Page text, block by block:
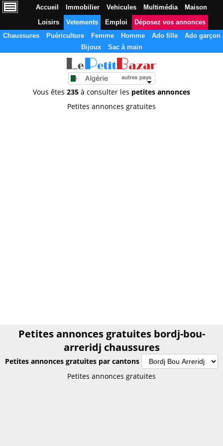
Accueil Immobilier Vehicules Multimédia
Maison
Loisirs
Vetements Emploi
Déposez vos annonces
Chaussures
Puériculture Femme Homme Ado fille
Ado garçon
Bijoux
Sac à main
Vous êtes 235 à consulter les petites annonces
Petites annonces gratuites
Petites annonces gratuites bordj-bou-
arreridj chaussures
Petites annonces gratuites par cantons
Petites annonces gratuites bordj-bou-
Petites annonces gratuites